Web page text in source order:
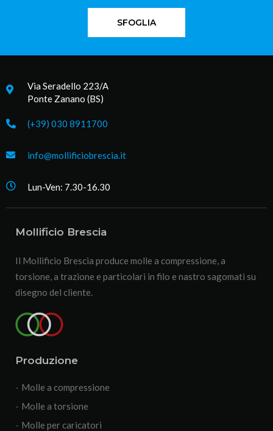
SFOGLIA
Via Seradello 223/A
Ponte Zanano (BS)
(+39) 030 8911700
info@mollificiobrescia.it
Lun-Ven: 7.30-16.30
Mollificio Brescia
Il Mollificio Brescia produce molle a compressione, a
torsione, a trazione e particolari in filo e nastro sagomati su
disegno del cliente.
Produzione
Molle a compressione
Molle a torsione
Molle per caricatori